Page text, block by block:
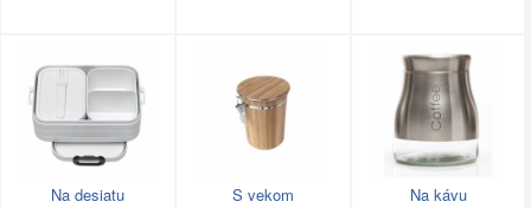
Na desiatu S vekom Na kávu